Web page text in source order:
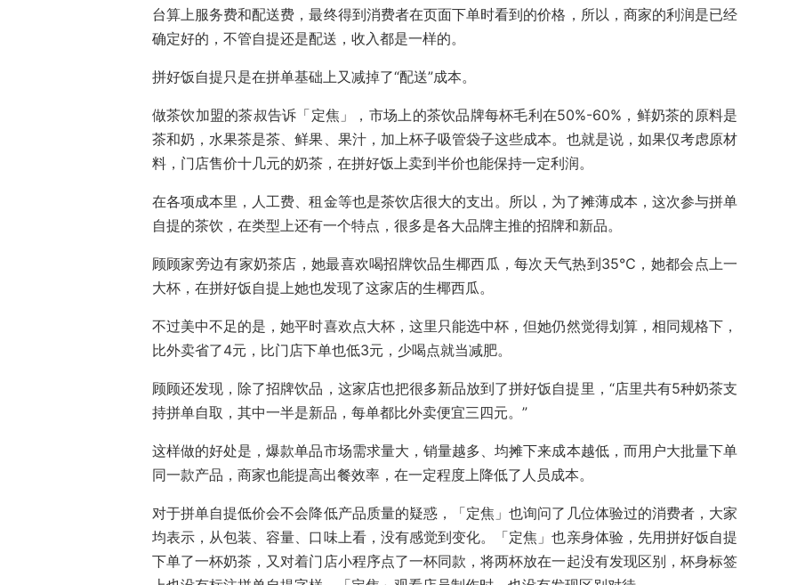
台算上服务费和配送费，最终得到消费者在页面下单时看到的价格，所以，商家的利润是已经
确定好的，不管自提还是配送，收入都是一样的。
拼好饭自提只是在拼单基础上又减掉了“配送”成本。
做茶饮加盟的茶叔告诉「定焦」，市场上的茶饮品牌每杯毛利在50%-60%，鲜奶茶的原料是
茶和奶，水果茶是茶、鲜果、果汁，加上杯子吸管袋子这些成本。也就是说，如果仅考虑原材
料，门店售价十几元的奶茶，在拼好饭上卖到半价也能保持一定利润。
在各项成本里，人工费、租金等也是茶饮店很大的支出。所以，为了摊薄成本，这次参与拼单
自提的茶饮，在类型上还有一个特点，很多是各大品牌主推的招牌和新品。
顾顾家旁边有家奶茶店，她最喜欢喝招牌饮品生椰西瓜，每次天气热到35℃，她都会点上一
大杯，在拼好饭自提上她也发现了这家店的生椰西瓜。
不过美中不足的是，她平时喜欢点大杯，这里只能选中杯，但她仍然觉得划算，相同规格下，
比外卖省了4元，比门店下单也低3元，少喝点就当减肥。
顾顾还发现，除了招牌饮品，这家店也把很多新品放到了拼好饭自提里，“店里共有5种奶茶支
持拼单自取，其中一半是新品，每单都比外卖便宜三四元。”
这样做的好处是，爆款单品市场需求量大，销量越多、均摊下来成本越低，而用户大批量下单
同一款产品，商家也能提高出餐效率，在一定程度上降低了人员成本。
对于拼单自提低价会不会降低产品质量的疑惑，「定焦」也询问了几位体验过的消费者，大家
均表示，从包装、容量、口味上看，没有感觉到变化。「定焦」也亲身体验，先用拼好饭自提
下单了一杯奶茶，又对着门店小程序点了一杯同款，将两杯放在一起没有发现区别，杯身标签